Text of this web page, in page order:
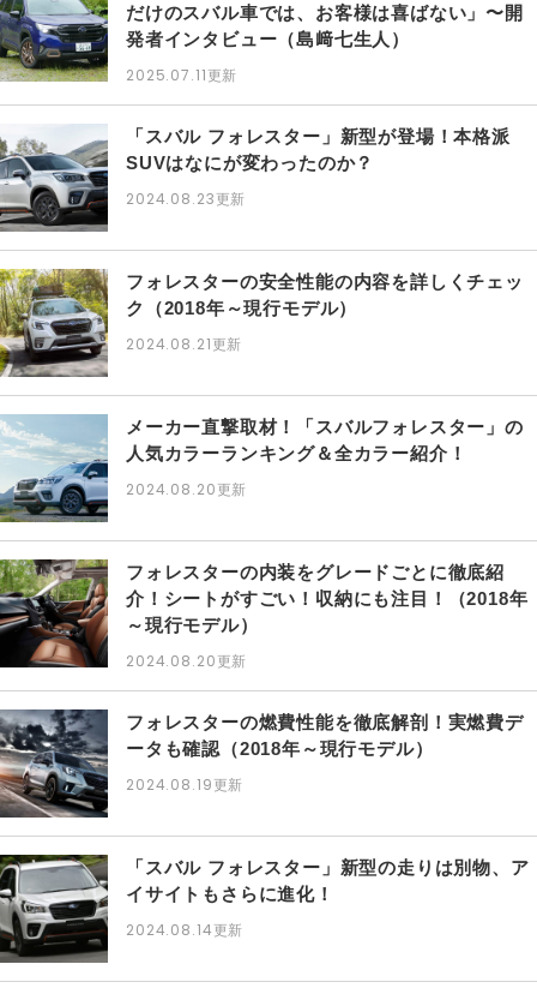
だけのスバル車では、お客様は喜ばない」〜開
発者インタビュー（島﨑七生人）
2025.07.11更新
「スバル フォレスター」新型が登場！本格派
SUVはなにが変わったのか？
2024.08.23更新
フォレスターの安全性能の内容を詳しくチェッ
ク（2018年～現行モデル）
2024.08.21更新
メーカー直撃取材！「スバルフォレスター」の
人気カラーランキング＆全カラー紹介！
2024.08.20更新
フォレスターの内装をグレードごとに徹底紹
介！シートがすごい！収納にも注目！（2018年
～現行モデル）
2024.08.20更新
フォレスターの燃費性能を徹底解剖！実燃費デ
ータも確認（2018年～現行モデル）
2024.08.19更新
「スバル フォレスター」新型の走りは別物、ア
イサイトもさらに進化！
2024.08.14更新